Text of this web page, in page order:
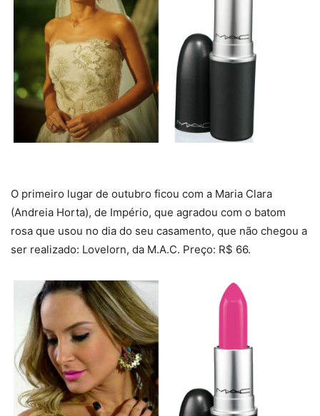
O primeiro lugar de outubro ficou com a Maria Clara
(Andreia Horta), de Império, que agradou com o batom
rosa que usou no dia do seu casamento, que não chegou a
ser realizado: Lovelorn, da M.A.C. Preço: R$ 66.